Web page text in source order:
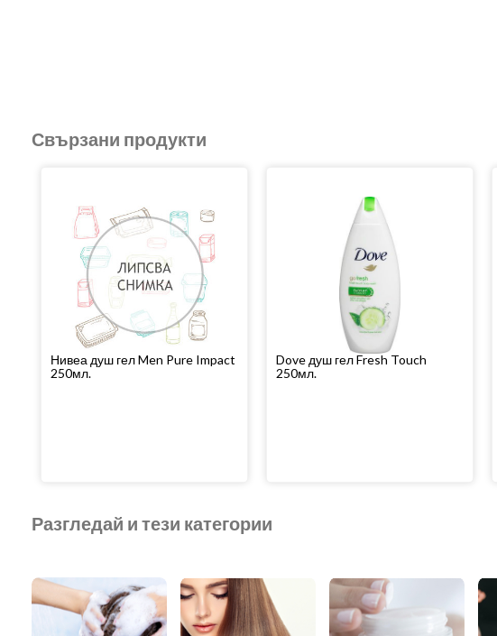
Свързани продукти
Нивеа душ гел Men Pure Impact
250мл.
Dove душ гел Fresh Touch
250мл.
Разгледай и тези категории